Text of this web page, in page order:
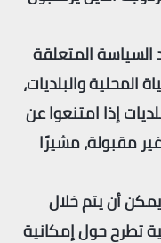
السياسة المتعلقة
المحلية والبلديات،
إذا امتنعوا عن
مقبولة، مشيرًا
أن يتم خلال
تطرح حول إمكانية